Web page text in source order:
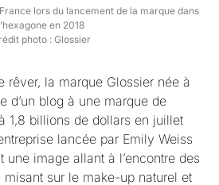
lors du lancement de la marque dans
en 2018
photo : Glossier
rêver, la marque Glossier née à
d’un blog à une marque de
1,8 billions de dollars en juillet
lancée par Emily Weiss
une image allant à l’encontre des
misant sur le make-up naturel et